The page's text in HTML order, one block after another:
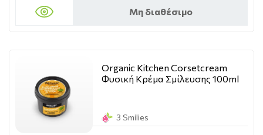
Μη διαθέσιμο
Organic Kitchen Corsetcream
Φυσική Kρέμα Σμίλευσης 100ml
3 Smilies